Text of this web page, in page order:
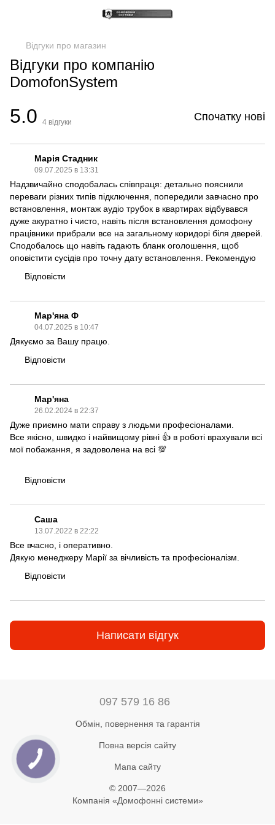
Відгуки про магазин
Відгуки про компанію
DomofonSystem
5.0 4 відгуки Спочатку нові
Марія Стадник
09.07.2025 в 13:31
Надзвичайно сподобалась співпраця: детально пояснили
переваги різних типів підключення, попередили завчасно про
встановлення, монтаж аудіо трубок в квартирах відбувався
дуже акуратно і чисто, навіть після встановлення домофону
працівники прибрали все на загальному коридорі біля дверей.
Сподобалось що навіть гадають бланк оголошення, щоб
оповістити сусідів про точну дату встановлення. Рекомендую
Відповісти
Мар'яна Ф
04.07.2025 в 10:47
Дякуємо за Вашу працю.
Відповісти
Мар'яна
26.02.2024 в 22:37
Дуже приємно мати справу з людьми професіоналами.
Все якісно, швидко і найвищому рівні 👍 в роботі врахували всі
мої побажання, я задоволена на всі 💯
Відповісти
Саша
13.07.2022 в 22:22
Все вчасно, і оперативно.
Дякую менеджеру Марії за вічливість та професіоналізм.
Відповісти
Написати відгук
097 579 16 86
Обмін, повернення та гарантія
Повна версія сайту
Мапа сайту
© 2007—2026
Компанія «Домофонні системи»